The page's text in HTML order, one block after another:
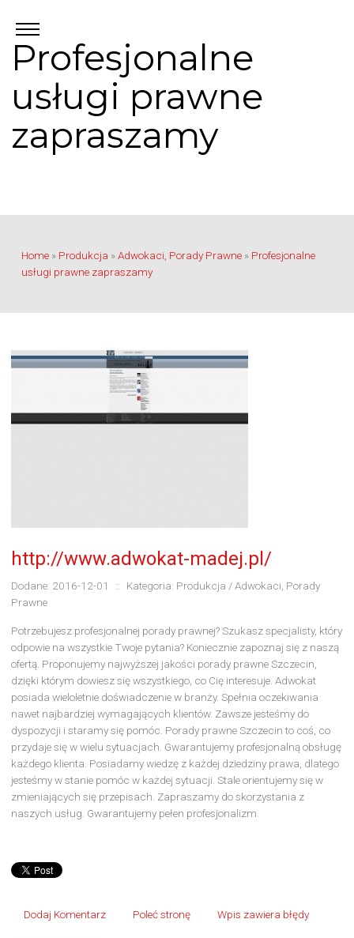
Profesjonalne
usługi prawne
zapraszamy
Home » Produkcja »Adwokaci, Porady Prawne » Profesjonalne
usługi prawne zapraszamy
http://www.adwokat-madej.pl/
Dodane: 2016-12-01 ::
Kategoria: Produkcja / Adwokaci, Porady
Prawne
Potrzebujesz profesjonalnej porady prawnej? Szukasz specjalisty, który
odpowie na wszystkie Twoje pytania? Koniecznie zapoznaj się z naszą
ofertą. Proponujemy najwyższej jakości porady prawne Szczecin,
dzięki którym dowiesz się wszystkiego, co Cię interesuje. Adwokat
posiada wieloletnie doświadczenie w branży. Spełnia oczekiwania
nawet najbardziej wymagających klientów. Zawsze jesteśmy do
dyspozycji i staramy się pomóc. Porady prawne Szczecin to coś, co
przydaje się w wielu sytuacjach. Gwarantujemy profesjonalną obsługę
każdego klienta. Posiadamy wiedzę z każdej dziedziny prawa, dlatego
jesteśmy w stanie pomóc w każdej sytuacji. Stale orientujemy się w
zmieniających się przepisach. Zapraszamy do skorzystania z
naszych usług. Gwarantujemy pełen profesjonalizm.
Dodaj Komentarz Poleć stronę Wpis zawiera błędy